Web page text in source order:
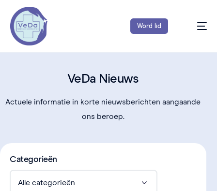
Word lid
VeDa Nieuws
Actuele informatie in korte nieuwsberichten aangaande
ons beroep.
Categorieën